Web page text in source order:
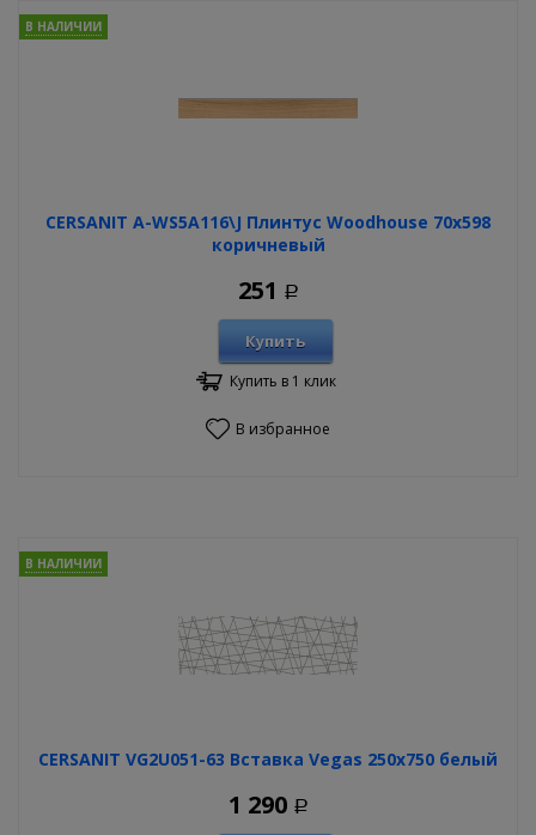
CERSANIT A-WS5A116\J Плинтус Woodhouse 70х598
коричневый
В НАЛИЧИИ
251 Р
Купить
Купить в 1 клик
В избранное
CERSANIT VG2U051-63 Вставка Vegas 250х750 белый
В НАЛИЧИИ
1 290 Р